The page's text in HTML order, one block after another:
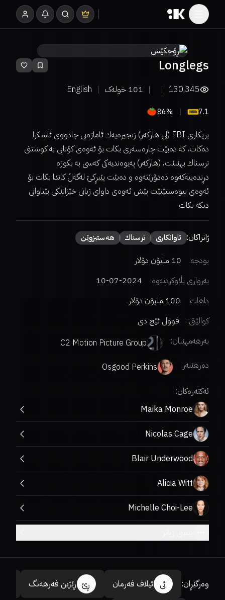
Longlegs
130,345
101 خولەک English
7.1
86%
بریکاری FBI (لی هارکەر) زنجیرەیەك ئاماژەیی جادووی ئاشکرا
دەکات، کە دەبێت چارەسەری بکات بۆ ئەوەی کۆتایی بە کوشتنی
ترسناك بهێنێت، (هارکەر) پەیوەندیەکی کەسی بە بکوژە
دڕندەییەکەوە دەدۆزێتەوە و دەبێت پێبڕکێ لەگەڵ کاتدا بکات بۆ
ئەوەی بیوەستێنێت پێش ئەوەی داوای ژیانی خێزانێکی بێتاوانی
دیکە بکات
ژانراکان: تاوانکاری ترسناك هەستبزوێن
بودجە:
10 ملیۆن دۆلار
بەرواری بڵاوکردنەوە:
2024-07-10
داهات:
100 ملیۆن دۆلار
کوالێتی:
فوول ئێچ دی
بەرهەمهێنان:
C2 Motion Picture Group
دەرهێنەر:
Osgood Perkins
ئەکتەرەکان:
Maika Monroe
Nicolas Cage
Blair Underwood
Alicia Witt
Michelle Choi-Lee
وەرگێڕان: ئی ئیلاف فەرمان ڕێ ڕێژین فەرهەنگ